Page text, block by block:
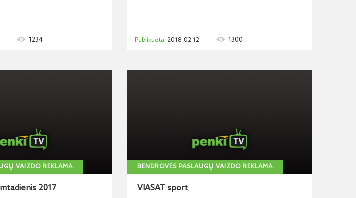
1234 2018-02-12 1300
VAIZDO REKLAMA
2017
BENDROVĖS PASLAUGŲ VAIZDO REKLAMA
VIASAT sport